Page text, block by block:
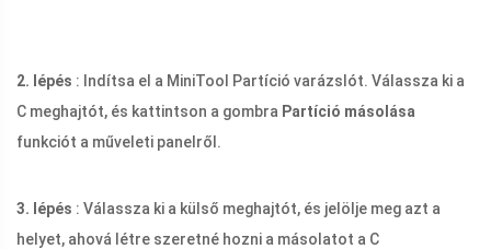
2. lépés : Indítsa el a MiniTool Partíció varázslót. Válassza ki a
C meghajtót, és kattintson a gombra Partíció másolása
funkciót a műveleti panelről.
3. lépés : Válassza ki a külső meghajtót, és jelölje meg azt a
helyet, ahová létre szeretné hozni a másolatot a C